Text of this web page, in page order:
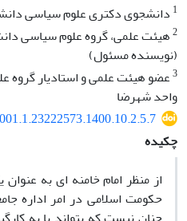
1 دانشجوی دکتری علوم سیاسی
2هیئت علمی، گروه علوم سیاسی
(نویسنده مسئول)
3عضو هیئت علمی و استادیار گروه
واحد شهرضا
چکیده
از منظر امام خامنه ای به
حکومت اسلامی در امر اداره